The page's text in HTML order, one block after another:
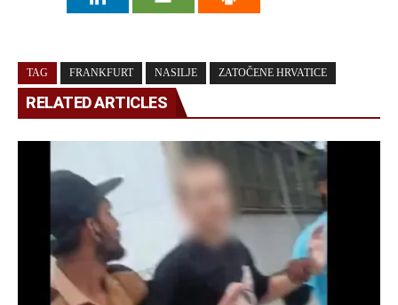
TAG FRANKFURT NASILJE ZATOČENE HRVATICE
RELATED ARTICLES